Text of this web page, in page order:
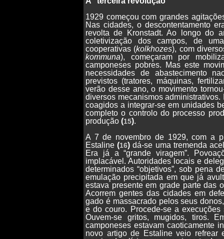
1929 começou com grandes
Nas cidades, o descontentamento
revolta de Kronstadt. Ao longo do
coletivização dos campos, de
cooperativas (kolkhozes), com
kommuna), começaram por
camponeses pobres. Mas este
necessidades de abastecimento
previstos (tratores, máquinas,
verão desse ano, o movimento
diversos mecanismos
coagidos a integrar-se em unidades
completo o controlo do processo
produção (15).
A 7 de novembro de 1929, com a
Estaline(16) dá-se uma tremenda
Era já a “grande viragem”.
implacável. Autoridades locais e
determinados “objetivos”, sob pena
emulação precipitada em que já
estava presente em grade parte das
Acorrem gentes das cidades em
gado é massacrado pelos seus
e do couro. Procede-se a execuções
Ouvem-se gritos, mugidos, tiros.
camponeses estavam caoticamente
novo artigo de Estaline veio refrear